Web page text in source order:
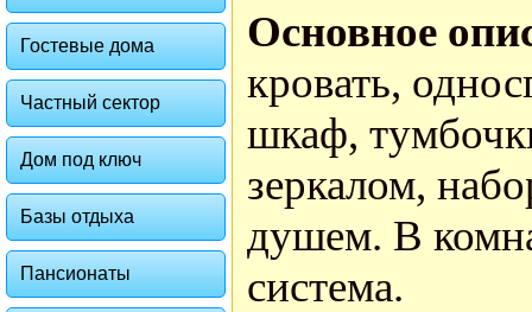
Гостевые дома
Частный сектор
Дом под ключ
Базы отдыха
Пансионаты
Основное
кровать,
шкаф,
зеркалом,
душем. В
система.